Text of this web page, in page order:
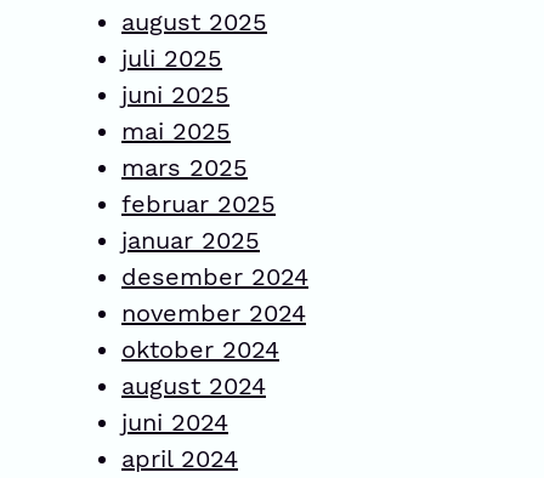
august 2025
juli 2025
juni 2025
mai 2025
mars 2025
februar 2025
januar 2025
desember 2024
november 2024
oktober 2024
august 2024
juni 2024
april 2024